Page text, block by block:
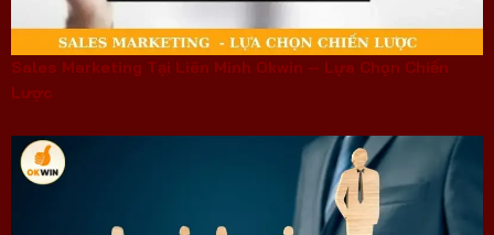
Sales Marketing Tại Liên Minh Okwin – Lựa Chọn Chiến
Lược